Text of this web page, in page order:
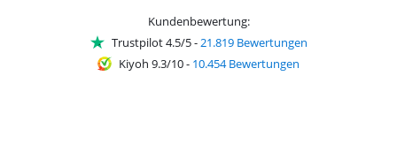
Kundenbewertung:
Trustpilot 4.5/5-21.819 Bewertungen
Kiyoh 9.3/10- 10.454 Bewertungen